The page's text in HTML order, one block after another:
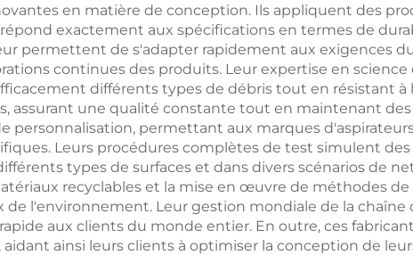
rouleaux
en matière de conception. Ils appliquent des
exactement aux spécifications en termes de
permettent de s'adapter rapidement aux exigences
continues des produits. Leur expertise en
différents types de débris tout en résistant
assurant une qualité constante tout en maintenant
personnalisation, permettant aux marques
Leurs procédures complètes de test simulent
types de surfaces et dans divers scénarios de
recyclables et la mise en œuvre de méthodes
l'environnement. Leur gestion mondiale de la
aux clients du monde entier. En outre, ces
ainsi leurs clients à optimiser la conception de